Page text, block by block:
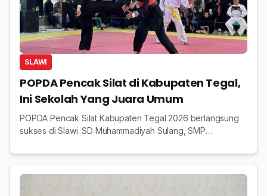
SLAWI
POPDA Pencak Silat di Kabupaten Tegal,
Ini Sekolah Yang Juara Umum
POPDA Pencak Silat Kabupaten Tegal 2026 berlangsung
sukses di Slawi. SD Muhammadiyah Sulang, SMP
sebagai juara umum.